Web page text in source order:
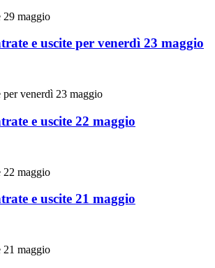
29 maggio
e uscite per venerdì 23 maggio
per venerdì 23 maggio
e uscite 22 maggio
22 maggio
e uscite 21 maggio
21 maggio